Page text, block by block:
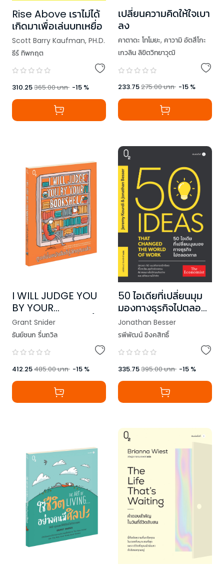
Rise Above เราไม่ได้
เกิดมาเพื่อเล่นบทเหยื่อ
Scott Barry Kaufman, PH.D.
ธีร์ ทิพกฤต
310.25365.00บาท -15 %
เปลี่ยนความคิดให้ใจเบา
ลง
คาตาดะ โทโมยะ, คาวามิ อัตสึโกะ
เกวลิน ลิขิตวิทยาวุฒิ
233.75275.00บาท -15 %
I WILL JUDGE YOU
BY YOUR
BOOKSHELF ดูแค่ชั้น
หนังสือก็รู้จักคุณแล้ว
Grant Snider
ธันย์ชนก รื่นถวิล
412.25485.00บาท -15 %
50 ไอเดียที่เปลี่ยนมุม
มองทางธุรกิจไปตลอด
กาล
Jonathan Besser
,Jeremy Kourdi
รพีพัฒน์ อิงคสิทธิ์
335.75395.00บาท -15 %